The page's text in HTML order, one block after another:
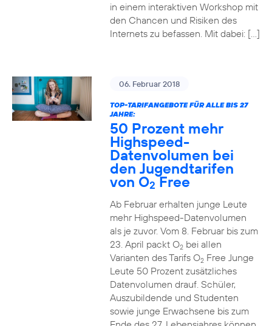
in einem interaktiven Workshop mit
den Chancen und Risiken des
Internets zu befassen. Mit dabei: […]
06. Februar 2018
TOP-TARIFANGEBOTE FÜR ALLE BIS 27
JAHRE:
50 Prozent mehr
Highspeed-
Datenvolumen bei
den Jugendtarifen
von O2Free
Ab Februar erhalten junge Leute
mehr Highspeed-Datenvolumen
als je zuvor. Vom 8. Februar bis zum
23. April packt O2bei allen
Varianten des Tarifs O2Free Junge
Leute 50 Prozent zusätzliches
Datenvolumen drauf. Schüler,
Auszubildende und Studenten
sowie junge Erwachsene bis zum